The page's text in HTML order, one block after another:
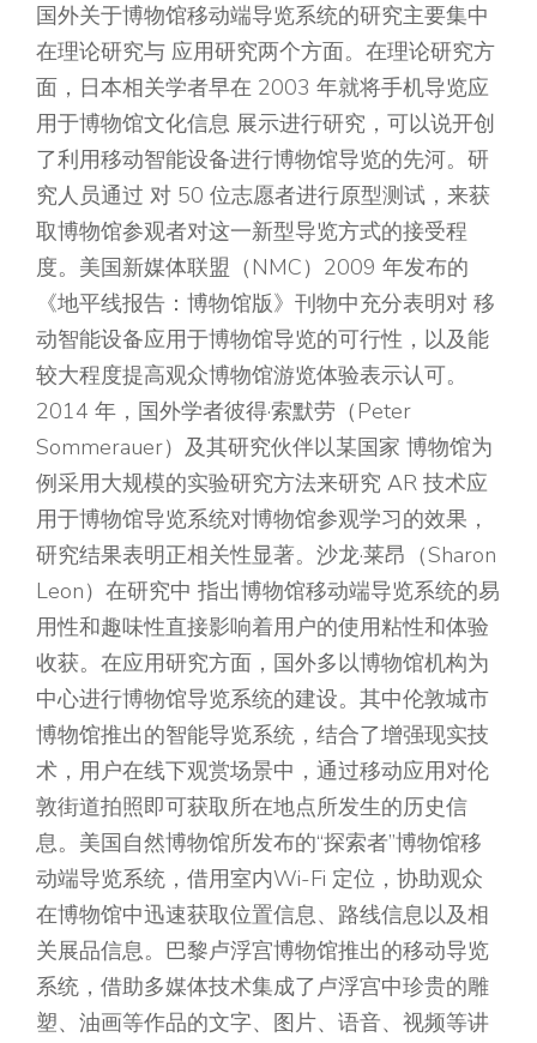
国外关于博物馆移动端导览系统的研究主要集中
在理论研究与 应用研究两个方面。在理论研究方
面，日本相关学者早在 2003 年就将手机导览应
用于博物馆文化信息 展示进行研究，可以说开创
了利用移动智能设备进行博物馆导览的先河。研
究人员通过 对 50 位志愿者进行原型测试，来获
取博物馆参观者对这一新型导览方式的接受程
度。美国新媒体联盟（NMC）2009 年发布的
《地平线报告：博物馆版》刊物中充分表明对 移
动智能设备应用于博物馆导览的可行性，以及能
较大程度提高观众博物馆游览体验表示认可。
2014 年，国外学者彼得·索默劳（Peter
Sommerauer）及其研究伙伴以某国家 博物馆为
例采用大规模的实验研究方法来研究 AR 技术应
用于博物馆导览系统对博物馆参观学习的效果，
研究结果表明正相关性显著。沙龙·莱昂（Sharon
Leon）在研究中 指出博物馆移动端导览系统的易
用性和趣味性直接影响着用户的使用粘性和体验
收获。在应用研究方面，国外多以博物馆机构为
中心进行博物馆导览系统的建设。其中伦敦城市
博物馆推出的智能导览系统，结合了增强现实技
术，用户在线下观赏场景中，通过移动应用对伦
敦街道拍照即可获取所在地点所发生的历史信
息。美国自然博物馆所发布的“探索者”博物馆移
动端导览系统，借用室内Wi-Fi 定位，协助观众
在博物馆中迅速获取位置信息、路线信息以及相
关展品信息。巴黎卢浮宫博物馆推出的移动导览
系统，借助多媒体技术集成了卢浮宫中珍贵的雕
塑、油画等作品的文字、图片、语音、视频等讲